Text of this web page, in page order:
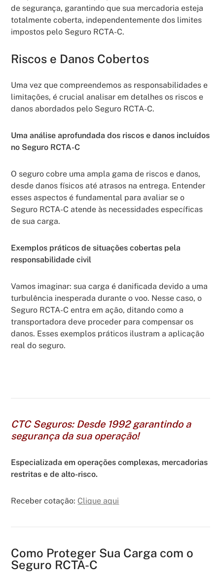
de segurança, garantindo que sua mercadoria esteja
totalmente coberta, independentemente dos limites
impostos pelo Seguro RCTA-C.
Riscos e Danos Cobertos
Uma vez que compreendemos as responsabilidades e
limitações, é crucial analisar em detalhes os riscos e
danos abordados pelo Seguro RCTA-C.
Uma análise aprofundada dos riscos e danos incluídos
no Seguro RCTA-C
O seguro cobre uma ampla gama de riscos e danos,
desde danos físicos até atrasos na entrega. Entender
esses aspectos é fundamental para avaliar se o
Seguro RCTA-C atende às necessidades específicas
de sua carga.
Exemplos práticos de situações cobertas pela
responsabilidade civil
Vamos imaginar: sua carga é danificada devido a uma
turbulência inesperada durante o voo. Nesse caso, o
Seguro RCTA-C entra em ação, ditando como a
transportadora deve proceder para compensar os
danos. Esses exemplos práticos ilustram a aplicação
real do seguro.
CTC Seguros: Desde 1992 garantindo a
segurança da sua operação!
Especializada em operações complexas, mercadorias
restritas e de alto-risco.
Receber cotação: Clique aqui
Como Proteger Sua Carga com o
Seguro RCTA-C